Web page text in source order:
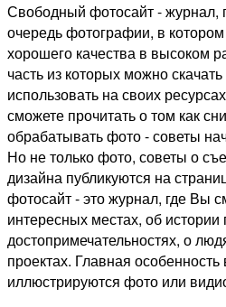
Свободный фотосайт -
очередь фотографии, в
хорошего качества в высоком
часть из которых можно
использовать на своих
сможете прочитать о том как
обрабатывать фото - советы
Но не только фото, советы о
дизайна публикуются на
фотосайт - это журнал, где Вы
интересных местах, об истории
достопримечательностях, о
проектах. Главная
иллюстрируются фото или